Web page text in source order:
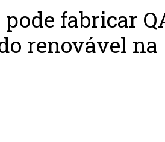
fabricar
renovável na